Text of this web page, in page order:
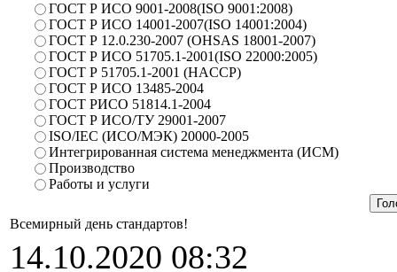
ГОСТ Р ИСО 9001-2008(ISO 9001:2008)
ГОСТ Р ИСО 14001-2007(ISO 14001:2004)
ГОСТ Р 12.0.230-2007 (OHSAS 18001-2007)
ГОСТ Р ИСО 51705.1-2001(ISO 22000:2005)
ГОСТ Р 51705.1-2001 (HACCP)
ГОСТ Р ИСО 13485-2004
ГОСТ РИСО 51814.1-2004
ГОСТ Р ИСО/ТУ 29001-2007
ISO/IEC (ИСО/МЭК) 20000-2005
Интегрированная система менеджмента (ИСМ)
Производство
Работы и услуги
Всемирный день стандартов!
14.10.2020 08:32